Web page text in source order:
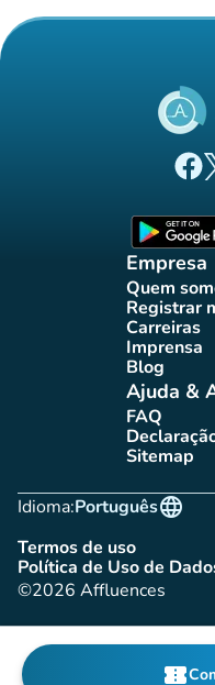
confirmation_number
Empresa
Quem
Registrar
Carreiras
(novo
Imprensa
(novo
Blog(novo
Ajuda &
FAQ(novo
Sitemap
(novo
Idioma:
language
Português
Termos de uso(novo separador)
Política de Uso de
(novo
©2026 Affluences